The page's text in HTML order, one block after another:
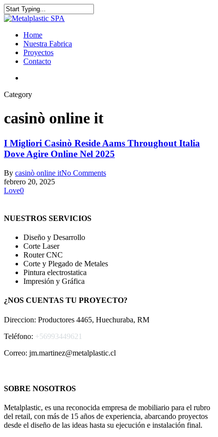
Home
Nuestra Fabrica
Proyectos
Contacto
Category
casinò online it
I Migliori Casinò Reside Aams Throughout Italia
Dove Agire Online Nel 2025
By casinò online itNo Comments
febrero 20, 2025
Love0
NUESTROS SERVICIOS
Diseño y Desarrollo
Corte Laser
Router CNC
Corte y Plegado de Metales
Pintura electrostatica
Impresión y Gráfica
¿NOS CUENTAS TU PROYECTO?
Direccion: Productores 4465, Huechuraba, RM
Teléfono: +56993449621
Correo: jm.martinez@metalplastic.cl
SOBRE NOSOTROS
Metalplastic, es una reconocida empresa de mobiliario para el rubro
del retail, con más de 15 años de experiencia, abarcando proyectos
desde el diseño de las ideas hasta su ejecución e instalación final.